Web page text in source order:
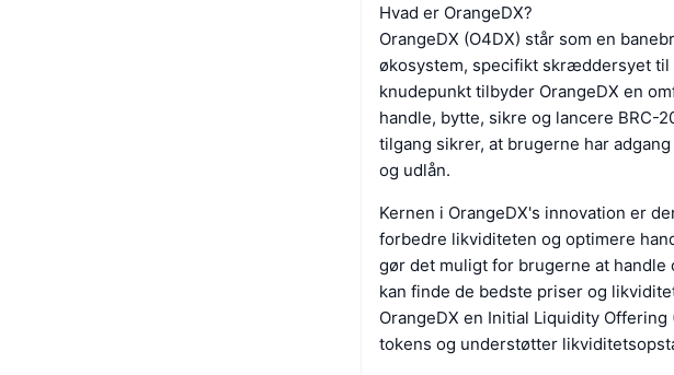
Hvad er OrangeDX?
OrangeDX (O4DX) står som en
økosystem, specifikt skræddersyet til
knudepunkt tilbyder OrangeDX en
handle, bytte, sikre og lancere BRC-
tilgang sikrer, at brugerne har
og udlån.
Kernen i OrangeDX's innovation er
forbedre likviditeten og optimere
gør det muligt for brugerne at
kan finde de bedste priser og
OrangeDX en Initial Liquidity
tokens og understøtter